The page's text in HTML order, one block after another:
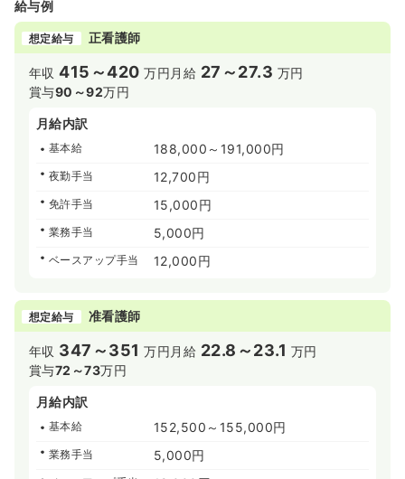
給与例
想定給与 正看護師
年収415～420 万円 月給 27～27.3 万円
賞与90～92万円
月給内訳
基本給 188,000～191,000円
夜勤手当 12,700円
免許手当 15,000円
業務手当 5,000円
ベースアップ手当 12,000円
想定給与 准看護師
年収 347～351 万円 月給 22.8～23.1 万円
賞与72～73万円
月給内訳
基本給 152,500～155,000円
業務手当 5,000円